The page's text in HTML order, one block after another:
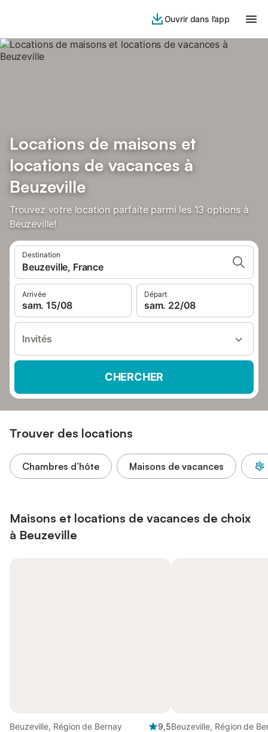
Ouvrir dans l’app
Locations de maisons et
locations de vacances à
Beuzeville
Trouvez votre location parfaite parmi les 13 options à
Beuzeville!
Destination
Beuzeville, France
Arrivée
sam. 15/08
Départ
sam. 22/08
Invités
CHERCHER
Trouver des locations
Chambres d’hôte Maisons de vacances
Maisons et locations de vacances de choix
à Beuzeville
Beuzeville, Région de Bernay
9,5Beuzeville, Région de